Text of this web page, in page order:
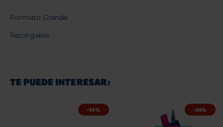
Formato Grande
Recargable
TE PUEDE INTERESAR:
-14% -33%